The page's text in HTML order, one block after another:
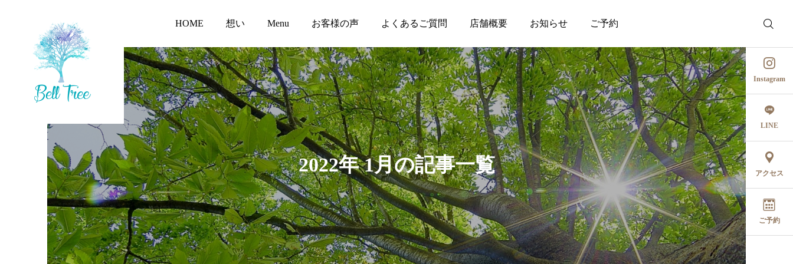
HOME 想い Menu お客様の声 よくあるご質問 店舗概要 お知らせ ご予約
Instagram
LINE
アクセス
ご予約
2022年 1月の記事一覧